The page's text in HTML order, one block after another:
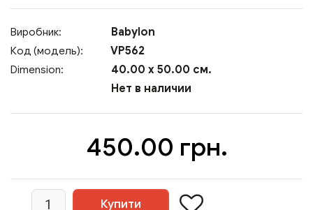
Виробник: Babylon
Код (модель): VP562
Dimension:
40.00 x 50.00 см.
Нет в наличии
450.00 грн.